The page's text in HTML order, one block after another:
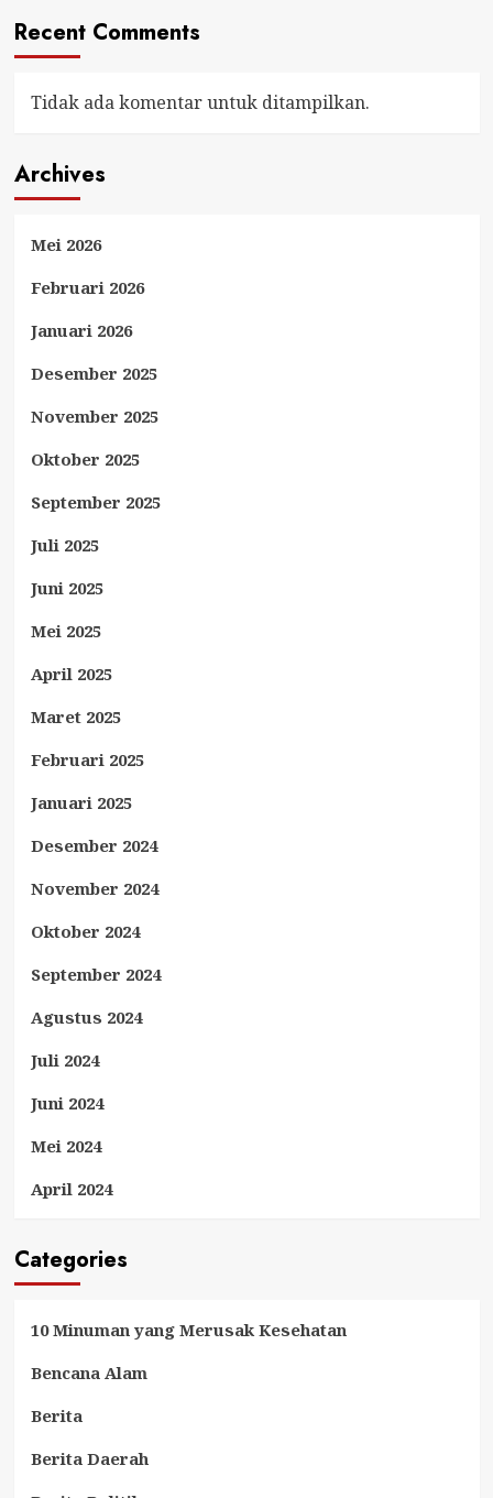
Recent Comments
Tidak ada komentar untuk ditampilkan.
Archives
Mei 2026
Februari 2026
Januari 2026
Desember 2025
November 2025
Oktober 2025
September 2025
Juli 2025
Juni 2025
Mei 2025
April 2025
Maret 2025
Februari 2025
Januari 2025
Desember 2024
November 2024
Oktober 2024
September 2024
Agustus 2024
Juli 2024
Juni 2024
Mei 2024
April 2024
Categories
10 Minuman yang Merusak Kesehatan
Bencana Alam
Berita
Berita Daerah